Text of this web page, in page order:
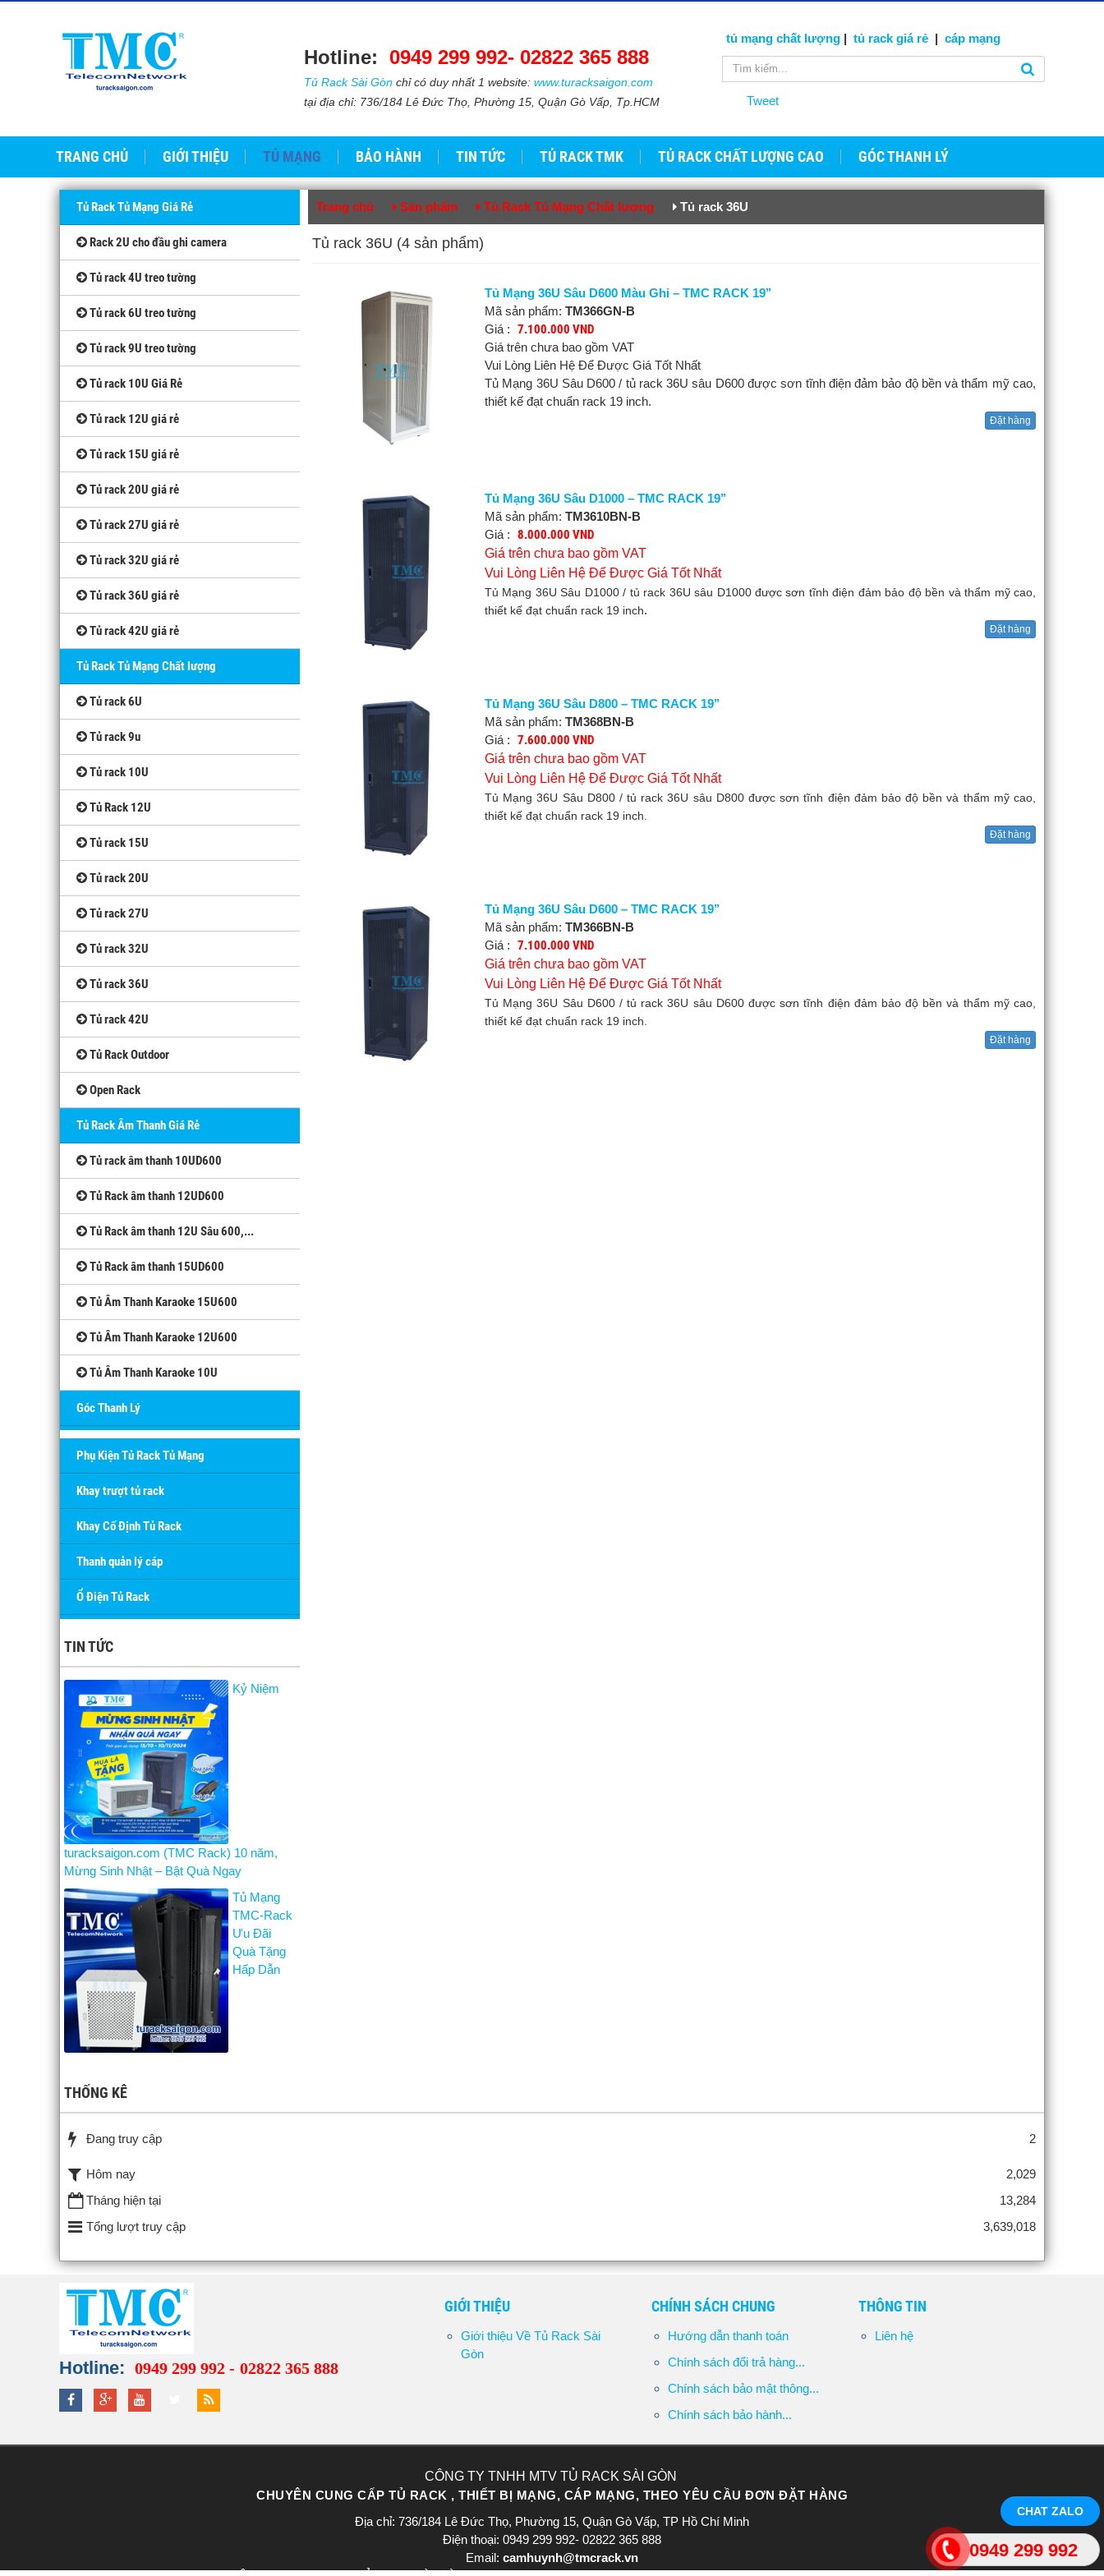
Hotline: 0949 299 992- 02822 365 888​​
Tủ Rack Sài Gònchỉ có duy nhất 1 website: www.turacksaigon.com
tại địa chỉ: 736/184 Lê Đức Thọ, Phường 15, Quận Gò Vấp, Tp.HCM
tủ mạng chất lượng| tủ rack giá rẻ | cápmạng
Tweet
TRANG CHỦ GIỚI THIỆU TỦ MẠNG BẢO HÀNH TIN TỨC TỦ RACK TMK TỦ RACK CHẤT LƯỢNG CAO GÓC THANH LÝ
Trang chủ Sản phẩm Tủ Rack Tủ Mạng Chất lượng Tủ rack 36U
Tủ rack 36U (4 sản phẩm)
Tủ Mạng 36U Sâu D600 Màu Ghi – TMC RACK 19’’
Mã sản phẩm: TM366GN-B
Giá : 7.100.000 VND
Giá trên chưa bao gồm VAT
Vui Lòng Liên Hệ Để Được Giá Tốt Nhất
Tủ Mạng 36U Sâu D600 / tủ rack 36U sâu D600 được sơn tĩnh điện đảm bảo độ bền và thẩm mỹ cao,
thiết kế đạt chuẩn rack 19 inch.
Đặt hàng
Tủ Mạng 36U Sâu D1000 – TMC RACK 19’’
Mã sản phẩm: TM3610BN-B
Giá : 8.000.000 VND
Giá trên chưa bao gồm VAT
Vui Lòng Liên Hệ Để Được Giá Tốt Nhất
Tủ Mạng 36U Sâu D1000 / tủ rack 36U sâu D1000 được sơn tĩnh điện đảm bảo độ bền và thẩm mỹ cao,
thiết kế đạt chuẩn rack 19 inch.
Đặt hàng
Tủ Mạng 36U Sâu D800 – TMC RACK 19’’
Mã sản phẩm: TM368BN-B
Giá : 7.600.000 VND
Giá trên chưa bao gồm VAT
Vui Lòng Liên Hệ Để Được Giá Tốt Nhất
Tủ Mạng 36U Sâu D800 / tủ rack 36U sâu D800 được sơn tĩnh điện đảm bảo độ bền và thẩm mỹ cao,
thiết kế đạt chuẩn rack 19 inch.
Đặt hàng
Tủ Mạng 36U Sâu D600 – TMC RACK 19’’
Mã sản phẩm: TM366BN-B
Giá : 7.100.000 VND
Giá trên chưa bao gồm VAT
Vui Lòng Liên Hệ Để Được Giá Tốt Nhất
Tủ Mạng 36U Sâu D600 / tủ rack 36U sâu D600 được sơn tĩnh điện đảm bảo độ bền và thẩm mỹ cao,
thiết kế đạt chuẩn rack 19 inch.
Đặt hàng
Tủ Rack Tủ Mạng Giá Rẻ
Rack 2U cho đầu ghi camera
Tủ rack 4U treo tường
Tủ rack 6U treo tường
Tủ rack 9U treo tường
Tủ rack 10U Giá Rẻ
Tủ rack 12U giá rẻ
Tủ rack 15U giá rẻ
Tủ rack 20U giá rẻ
Tủ rack 27U giá rẻ
Tủ rack 32U giá rẻ
Tủ rack 36U giá rẻ
Tủ rack 42U giá rẻ
Tủ Rack Tủ Mạng Chất lượng
Tủ rack 6U
Tủ rack 9u
Tủ rack 10U
Tủ Rack 12U
Tủ rack 15U
Tủ rack 20U
Tủ rack 27U
Tủ rack 32U
Tủ rack 36U
Tủ rack 42U
Tủ Rack Outdoor
Open Rack
Tủ Rack Âm Thanh Giá Rẻ
Tủ rack âm thanh 10UD600
Tủ Rack âm thanh 12UD600
Tủ Rack âm thanh 12U Sâu 600,...
Tủ Rack âm thanh 15UD600
Tủ Âm Thanh Karaoke 15U600
Tủ Âm Thanh Karaoke 12U600
Tủ Âm Thanh Karaoke 10U
Góc Thanh Lý
Phụ Kiện Tủ Rack Tủ Mạng
Khay trượt tủ rack
Khay Cố Định Tủ Rack
Thanh quản lý cáp
Ổ Điện Tủ Rack
TIN TỨC
Kỷ Niệm
turacksaigon.com (TMC Rack) 10 năm,
Mừng Sinh Nhật – Bật Quà Ngay
Tủ Mạng
TMC-Rack
Ưu Đãi
Quà Tặng
Hấp Dẫn
THỐNG KÊ
Đang truy cập 2
Hôm nay
2,029
Tháng hiện tại
13,284
Tổng lượt truy cập
3,639,018
Hotline: 0949 299 992 - 02822 365 888
GIỚI THIỆU
Giới thiệu Về Tủ Rack Sài
Gòn
CHÍNH SÁCH CHUNG
Hướng dẫn thanh toán
Chính sách đổi trả hàng...
Chính sách bảo mật thông...
Chính sách bảo hành...
THÔNG TIN
Liên hệ
CÔNG TY TNHH MTV TỦ RACK SÀI GÒN
CHUYÊN CUNG CẤP TỦ RACK , THIẾT BỊ MẠNG, CÁP MẠNG, THEO YÊU CẦU ĐƠN ĐẶT HÀNG
Địa chỉ: 736/184 Lê Đức Thọ, Phường 15, Quận Gò Vấp, TP Hồ Chí Minh
Điện thoại: 0949 299 992- 02822 365 888​
Email: camhuynh@tmcrack.vn
CHAT ZALO
0949 299 992